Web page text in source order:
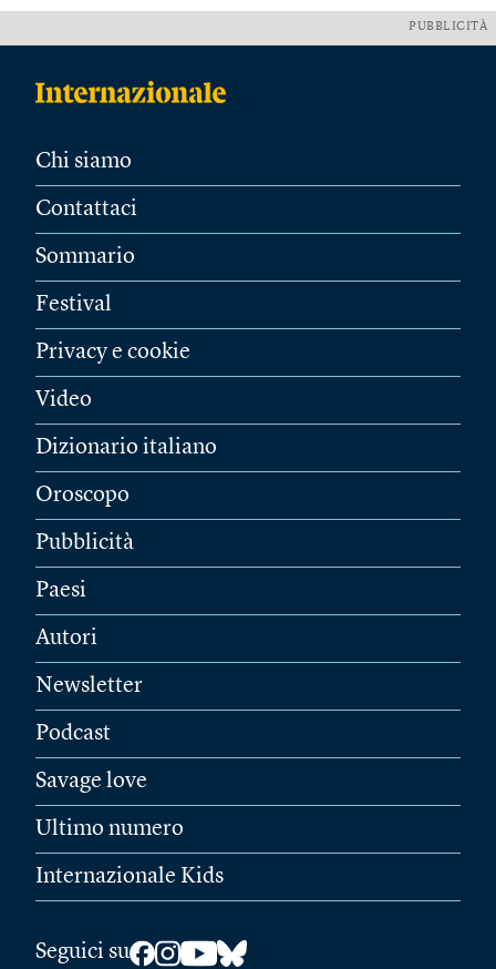
PUBBLICITÀ
Chi siamo
Contattaci
Sommario
Festival
Privacy e cookie
Video
Dizionario italiano
Oroscopo
Pubblicità
Paesi
Autori
Newsletter
Podcast
Savage love
Ultimo numero
Internazionale Kids
Seguici su